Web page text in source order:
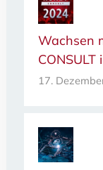
Wachsen
17.